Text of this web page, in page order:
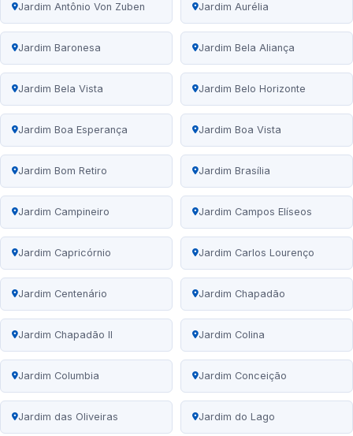
Jardim Antônio Von Zuben Jardim Aurélia
Jardim Baronesa Jardim Bela Aliança
Jardim Bela Vista Jardim Belo Horizonte
Jardim Boa Esperança Jardim Boa Vista
Jardim Bom Retiro Jardim Brasília
Jardim Campineiro Jardim Campos Elíseos
Jardim Capricórnio Jardim Carlos Lourenço
Jardim Centenário Jardim Chapadão
Jardim Chapadão II Jardim Colina
Jardim Columbia Jardim Conceição
Jardim das Oliveiras Jardim do Lago